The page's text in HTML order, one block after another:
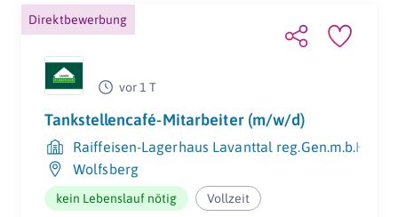
Gute
Firmenhandy Firmenevents
Direktbewerbung
vor 1 T
Tankstellencafé-Mitarbeiter (m/w/d)
Raiffeisen-Lagerhaus Lavanttal reg.Gen.m.b.H.
Wolfsberg
kein Lebenslauf nötig Vollzeit